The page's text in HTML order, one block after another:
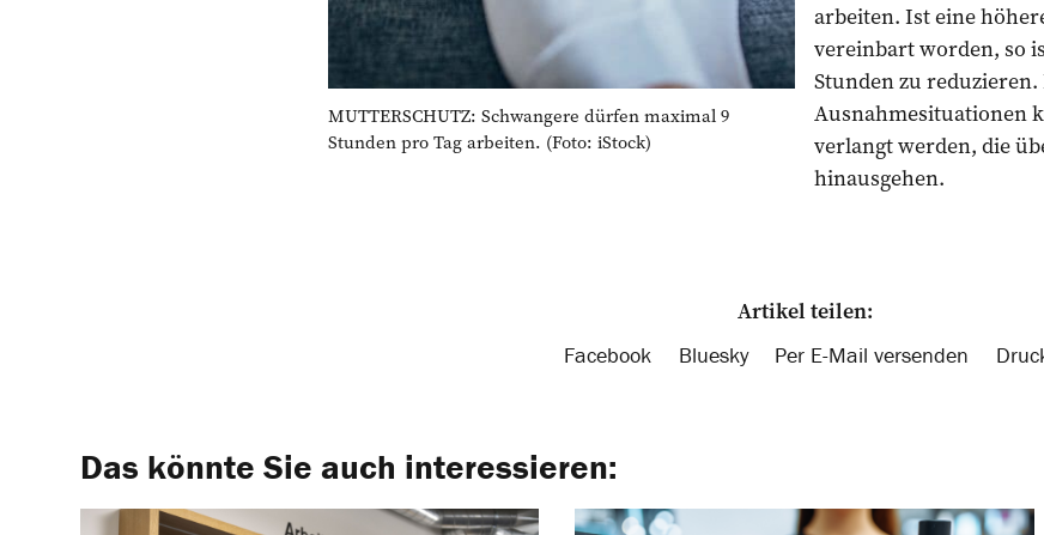
MUTTERSCHUTZ: Schwangere dürfen maximal 9
Stunden pro Tag arbeiten. (Foto: iStock)
arbeiten. Ist eine
vereinbart worden, so
Stunden zu
Ausnahmesituationen
verlangt werden, die
hinausgehen.
Artikel teilen:
Facebook Bluesky Per E-Mail versenden
Das könnte Sie auch interessieren: